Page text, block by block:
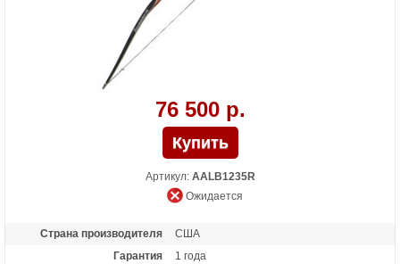
76 500 р.
Артикул: AALB1235R
Ожидается
Страна производителя
США
Гарантия
1 года